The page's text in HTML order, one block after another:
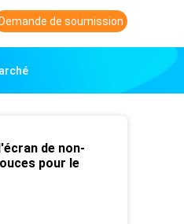
Demande de soumission
de non-
pour le